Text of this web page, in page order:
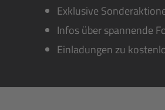
Exklusive
Infos über spannende
Einladungen zu